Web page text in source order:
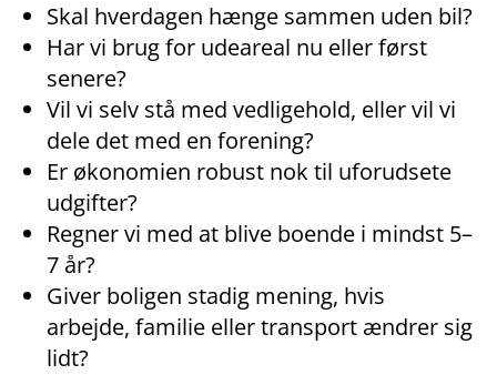
Skal hverdagen hænge sammen uden bil?
Har vi brug for udeareal nu eller først
senere?
Vil vi selv stå med vedligehold, eller vil vi
dele det med en forening?
Er økonomien robust nok til uforudsete
udgifter?
Regner vi med at blive boende i mindst 5–
7 år?
Giver boligen stadig mening, hvis
arbejde, familie eller transport ændrer sig
lidt?